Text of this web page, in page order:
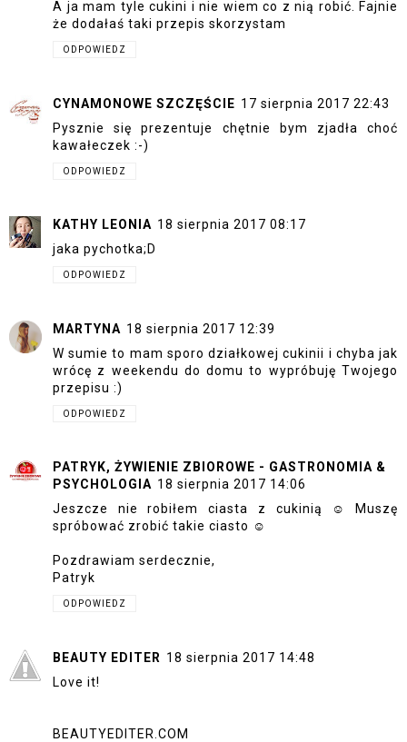
A ja mam tyle cukini i nie wiem co z nią robić. Fajnie
że dodałaś taki przepis skorzystam
ODPOWIEDZ
CYNAMONOWE SZCZĘŚCIE 17 sierpnia 2017 22:43
Pysznie się prezentuje chętnie bym zjadła choć
kawałeczek :-)
ODPOWIEDZ
KATHY LEONIA 18 sierpnia 2017 08:17
jaka pychotka;D
ODPOWIEDZ
MARTYNA 18 sierpnia 2017 12:39
W sumie to mam sporo działkowej cukinii i chyba jak
wrócę z weekendu do domu to wypróbuję Twojego
przepisu :)
ODPOWIEDZ
PATRYK, ŻYWIENIE ZBIOROWE - GASTRONOMIA &
PSYCHOLOGIA 18 sierpnia 2017 14:06
Jeszcze nie robiłem ciasta z cukinią ☺ Muszę
spróbować zrobić takie ciasto ☺
Pozdrawiam serdecznie,
Patryk
ODPOWIEDZ
BEAUTY EDITER 18 sierpnia 2017 14:48
Love it!
BEAUTYEDITER.COM